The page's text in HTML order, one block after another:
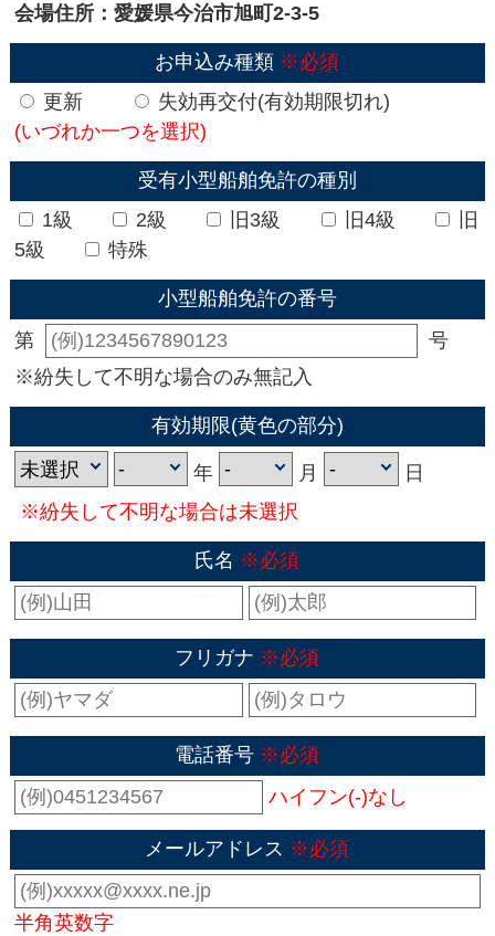
会場住所：愛媛県今治市旭町2-3-5
お申込み種類 ※必須
更新
失効再交付(有効期限切れ)
(いづれか一つを選択)
受有小型船舶免許の種別
1級
2級 旧3級 旧4級
旧
5級
特殊
小型船舶免許の番号
第
号
※紛失して不明な場合のみ無記入
有効期限(黄色の部分)
年 月
日
※紛失して不明な場合は未選択
氏名 ※必須
フリガナ ※必須
電話番号 ※必須
ハイフン(-)なし
メールアドレス ※必須
半角英数字